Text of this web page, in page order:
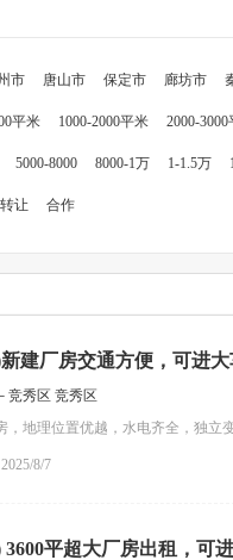
市 唐山市 保定市 廊坊市
平米 1000-2000平米 2000-3000
5000-8000 8000-1万 1-1.5万
转让 合作
建厂房交通方便，可进大
竞秀区 竞秀区
，地理位置优越，水电齐全，独立
2025/8/7
3600平超大厂房出租，可